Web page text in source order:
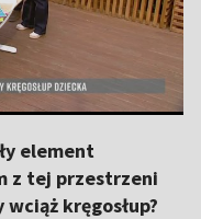
element
z tej przestrzeni
kręgosłup?